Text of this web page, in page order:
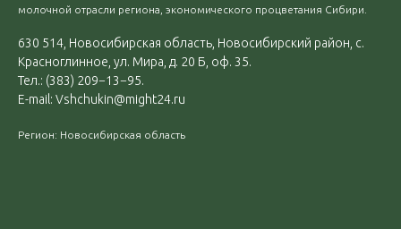
молочной отрасли региона, экономического процветания Сибири.
630 514, Новосибирская область, Новосибирский район, с.
Красноглинное, ул. Мира, д. 20 Б, оф. 35.
Тел.: (383) 209−13−95.
Е-mail: Vshchukin@might24.ru
Регион: Новосибирская область